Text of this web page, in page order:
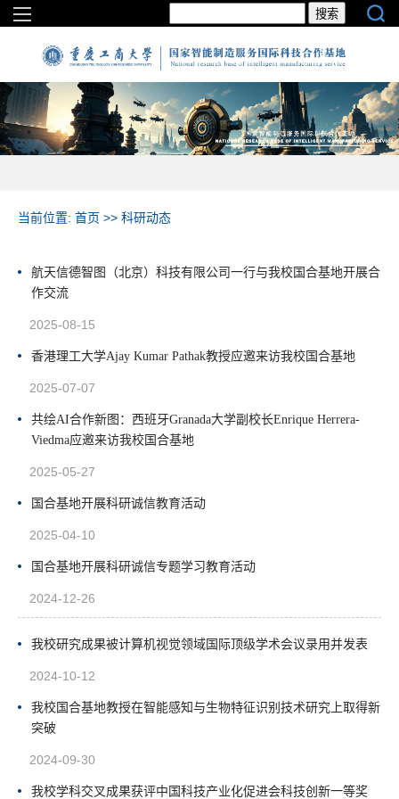
当前位置: 首页 >> 科研动态
航天信德智图（北京）科技有限公司一行与我校国合基地开展合
作交流
2025-08-15
香港理工大学Ajay Kumar Pathak教授应邀来访我校国合基地
2025-07-07
共绘AI合作新图：西班牙Granada大学副校长Enrique Herrera-
Viedma应邀来访我校国合基地
2025-05-27
国合基地开展科研诚信教育活动
2025-04-10
国合基地开展科研诚信专题学习教育活动
2024-12-26
我校研究成果被计算机视觉领域国际顶级学术会议录用并发表
2024-10-12
我校国合基地教授在智能感知与生物特征识别技术研究上取得新
突破
2024-09-30
我校学科交叉成果获评中国科技产业化促进会科技创新一等奖